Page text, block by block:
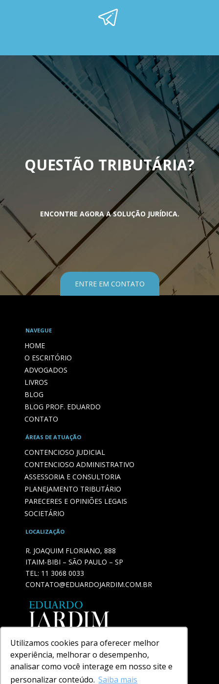
Utilizamos cookies para oferecer melhor
experiência, melhorar o desempenho,
analisar como você interage em nosso site e
personalizar conteúdo. Saiba mais
QUESTÃO TRIBUTÁRIA?
ENCONTRE AGORA A SOLUÇÃO JURÍDICA.
ENTRE EM CONTATO
NAVEGUE
HOME
O ESCRITÓRIO
ADVOGADOS
LIVROS
BLOG
BLOG PROF. EDUARDO
CONTATO
ÁREAS DE ATUAÇÃO
CONTENCIOSO JUDICIAL
CONTENCIOSO ADMINISTRATIVO
ASSESSORIA E CONSULTORIA
PLANEJAMENTO TRIBUTÁRIO
PARECERES E OPINIÕES LEGAIS
SOCIETÁRIO
LOCALIZAÇÃO
R. JOAQUIM FLORIANO, 888
ITAIM-BIBI – SÃO PAULO – SP
TEL: 11 3068 0033
CONTATO@EDUARDOJARDIM.COM.BR